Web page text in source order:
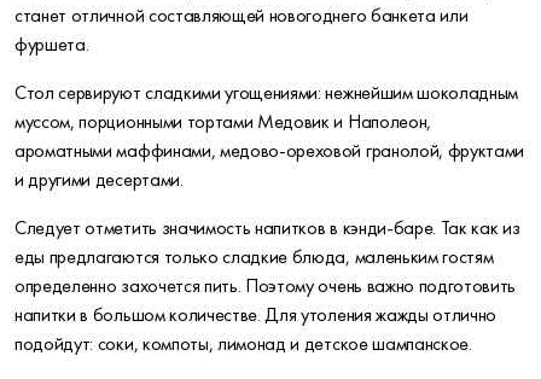
станет отличной составляющей новогоднего банкета или
фуршета.
Стол сервируют сладкими угощениями: нежнейшим шоколадным
муссом, порционными тортами Медовик и Наполеон,
ароматными маффинами, медово-ореховой гранолой, фруктами
и другими десертами.
Следует отметить значимость напитков в кэнди-баре. Так как из
еды предлагаются только сладкие блюда, маленьким гостям
определенно захочется пить. Поэтому очень важно подготовить
напитки в большом количестве. Для утоления жажды отлично
подойдут: соки, компоты, лимонад и детское шампанское.